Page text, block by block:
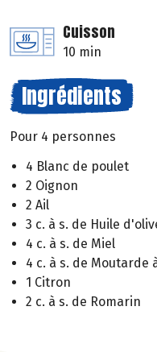
Cuisson
10 min
Ingrédients
Pour 4 personnes
4 Blanc de poulet
2 Oignon
2 Ail
3 c. à s. de Huile
4 c. à s. de Miel
4 c. à s. de Moutarde
1 Citron
2 c. à s. de Romarin